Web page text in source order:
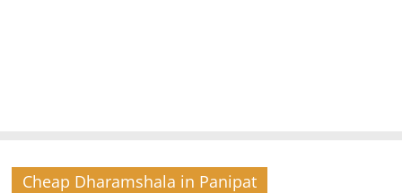
Cheap Dharamshala in Panipat